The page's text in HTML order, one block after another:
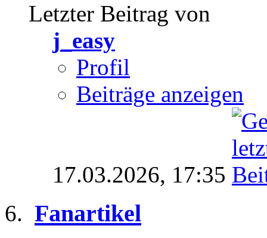
Letzter Beitrag von
j_easy
Profil
Beiträge anzeigen
17.03.2026, 17:35
Fanartikel